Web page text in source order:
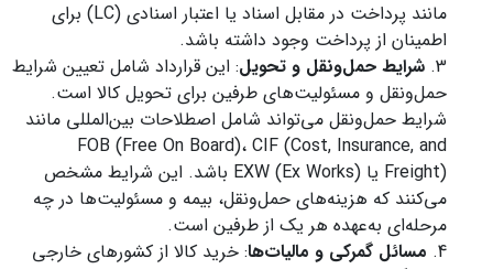
مانند پرداخت در مقابل اسناد یا اعتبار اسنادی (LC) برای
اطمینان از پرداخت وجود داشته باشد.
شرایط حمل‌ونقل و تحویل: این قرارداد شامل تعیین شرایط
حمل‌ونقل و مسئولیت‌های طرفین برای تحویل کالا است.
شرایط حمل‌ونقل می‌تواند شامل اصطلاحات بین‌المللی مانند
FOB (Free On Board)، CIF (Cost, Insurance, and
Freight) یا EXW (Ex Works) باشد. این شرایط مشخص
می‌کنند که هزینه‌های حمل‌ونقل، بیمه و مسئولیت‌ها در چه
مرحله‌ای به‌عهده هر یک از طرفین است.
مسائل گمرکی و مالیات‌ها: خرید کالا از کشورهای خارجی